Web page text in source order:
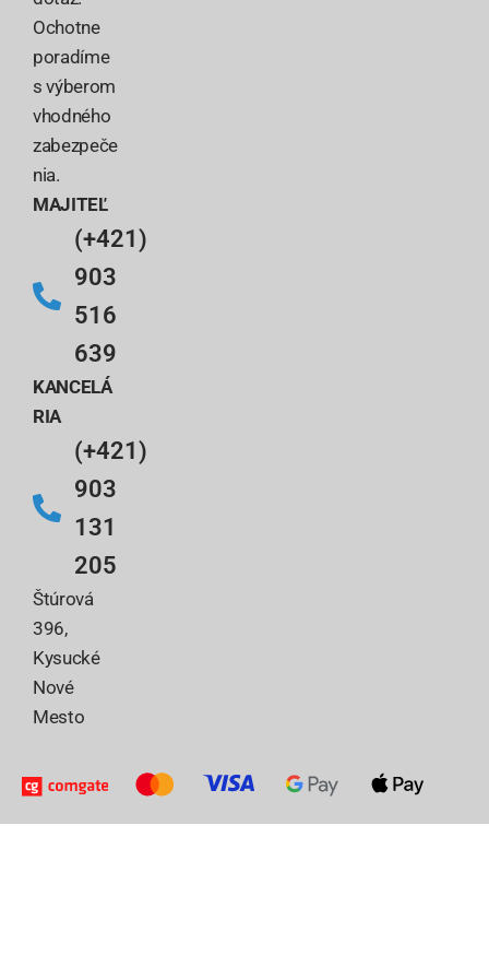
Ochotne
poradíme
s výberom
vhodného
zabezpeče
nia.
MAJITEĽ
(+421)
903
516
639
KANCELÁ
RIA
(+421)
903
131
205
Štúrová
396,
Kysucké
Nové
Mesto